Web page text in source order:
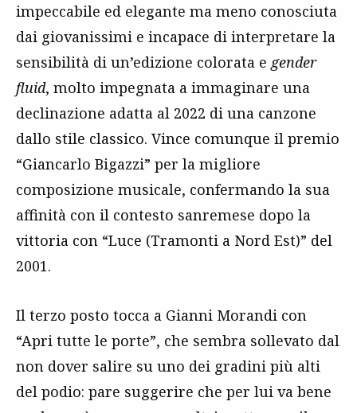
impeccabile ed elegante ma meno conosciuta
dai giovanissimi e incapace di interpretare la
sensibilità di un’edizione colorata e gender
fluid, molto impegnata a immaginare una
declinazione adatta al 2022 di una canzone
dallo stile classico. Vince comunque il premio
“Giancarlo Bigazzi” per la migliore
composizione musicale, confermando la sua
affinità con il contesto sanremese dopo la
vittoria con “Luce (Tramonti a Nord Est)” del
2001.
Il terzo posto tocca a Gianni Morandi con
“Apri tutte le porte”, che sembra sollevato dal
non dover salire su uno dei gradini più alti
del podio: pare suggerire che per lui va bene